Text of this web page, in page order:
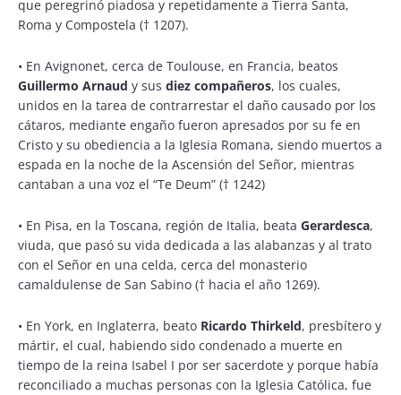
que peregrinó piadosa y repetidamente a Tierra Santa,
Roma y Compostela († 1207).
• En Avignonet, cerca de Toulouse, en Francia, beatos
Guillermo Arnaud y sus diez compañeros, los cuales,
unidos en la tarea de contrarrestar el daño causado por los
cátaros, mediante engaño fueron apresados por su fe en
Cristo y su obediencia a la Iglesia Romana, siendo muertos a
espada en la noche de la Ascensión del Señor, mientras
cantaban a una voz el “Te Deum” († 1242)
• En Pisa, en la Toscana, región de Italia, beata Gerardesca,
viuda, que pasó su vida dedicada a las alabanzas y al trato
con el Señor en una celda, cerca del monasterio
camaldulense de San Sabino († hacia el año 1269).
• En York, en Inglaterra, beato Ricardo Thirkeld, presbítero y
mártir, el cual, habiendo sido condenado a muerte en
tiempo de la reina Isabel I por ser sacerdote y porque había
reconciliado a muchas personas con la Iglesia Católica, fue